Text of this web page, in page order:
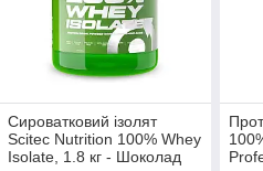
Сироватковий ізолят
Scitec Nutrition 100% Whey
Isolate, 1.8 кг - Шоколад